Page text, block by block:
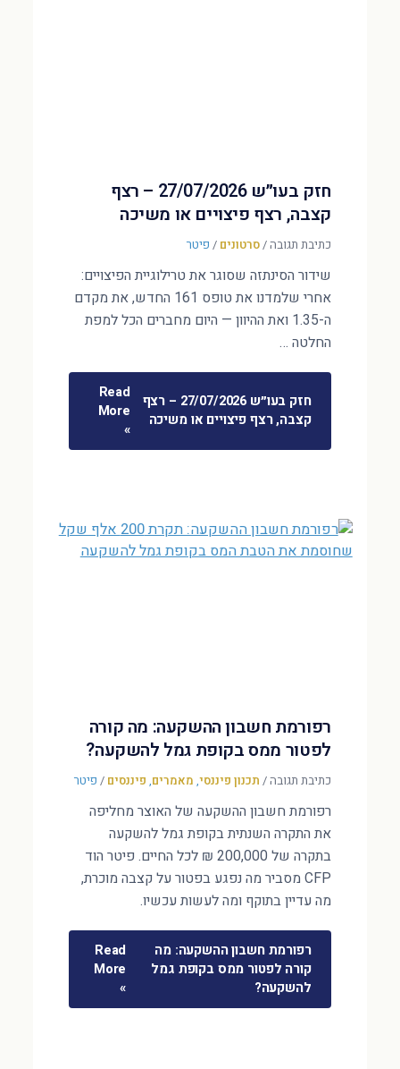
חזק בעו״ש 27/07/2026 – רצף
קצבה, רצף פיצויים או משיכה
כתיבת תגובה/סרטונים / פיטר
שידור הסינתזה שסוגר את טרילוגיית הפיצויים:
אחרי שלמדנו את טופס 161 החדש, את מקדם
ה-1.35 ואת ההיוון — היום מחברים הכל למפת
החלטה …
חזק בעו״ש 27/07/2026 – רצף
קצבה, רצף פיצויים או משיכה
Read
More
»
רפורמת חשבון ההשקעה: מה קורה
לפטור ממס בקופת גמל להשקעה?
כתיבת תגובה/ תכנון פיננסי, מאמרים, פיננסים / פיטר
רפורמת חשבון ההשקעה של האוצר מחליפה
את התקרה השנתית בקופת גמל להשקעה
בתקרה של 200,000 ₪ לכל החיים. פיטר הוד
CFP מסביר מה נפגע בפטור על קצבה מוכרת,
מה עדיין בתוקף ומה לעשות עכשיו.
רפורמת חשבון ההשקעה: מה
קורה לפטור ממס בקופת גמל
להשקעה?
Read
More
»